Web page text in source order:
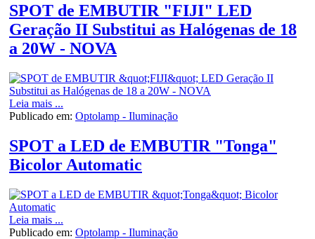
SPOT de EMBUTIR "FIJI" LED
Geração II Substitui as Halógenas de 18
a 20W - NOVA
Leia mais ...
Publicado em: Optolamp - Iluminação
SPOT a LED de EMBUTIR "Tonga"
Bicolor Automatic
Leia mais ...
Publicado em: Optolamp - Iluminação